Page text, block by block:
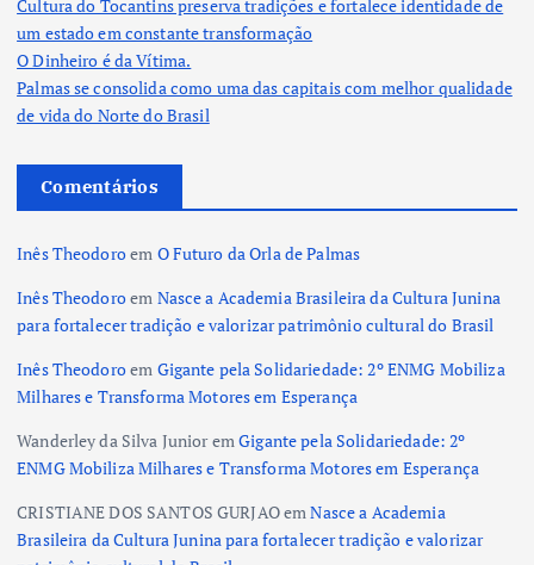
ã
o
e
p
o
s
t
s
Cultura do Tocantins preserva tradições e fortalece identidade de
um estado em constante transformação
O Dinheiro é da Vítima.
Palmas se consolida como uma das capitais com melhor qualidade
de vida do Norte do Brasil
Comentários
Inês Theodoroem O Futuro da Orla de Palmas
Inês Theodoroem Nasce a Academia Brasileira da Cultura Junina
para fortalecer tradição e valorizar patrimônio cultural do Brasil
Inês Theodoroem Gigante pela Solidariedade: 2º ENMG Mobiliza
Milhares e Transforma Motores em Esperança
Wanderley da Silva JunioremGigante pela Solidariedade: 2º
ENMG Mobiliza Milhares e Transforma Motores em Esperança
CRISTIANE DOS SANTOS GURJAOemNasce a Academia
Brasileira da Cultura Junina para fortalecer tradição e valorizar